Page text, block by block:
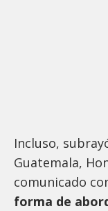
Incluso,
Guatemala,
comunicado
forma de